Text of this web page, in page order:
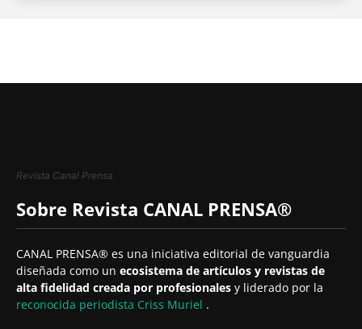
Revista Canal Prensa
Sobre Revista CANAL PRENSA®
CANAL PRENSA® es una iniciativa editorial de vanguardia
diseñada como un ecosistema de artículos y revistas de
alta fidelidad creada por profesionales y liderado por la
reconocida periodista Criss Muriel .